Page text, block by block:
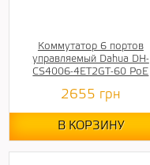
Коммутатор 6 портов
управляемый Dahua DH-
CS4006-4ET2GT-60 PoE
2655 грн
В КОРЗИНУ